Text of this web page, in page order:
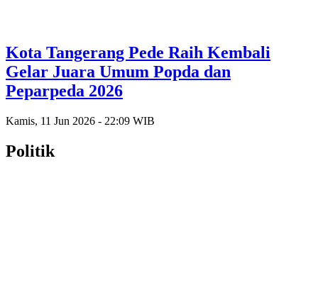
Kota Tangerang Pede Raih Kembali
Gelar Juara Umum Popda dan
Peparpeda 2026
Kamis, 11 Jun 2026 - 22:09 WIB
Politik